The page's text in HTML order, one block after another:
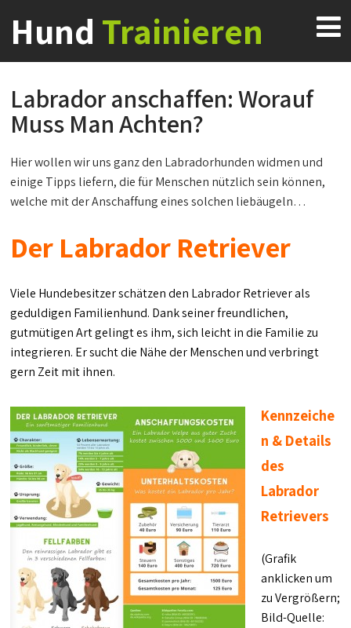
Hund Trainieren
Labrador anschaffen: Worauf
Muss Man Achten?
Hier wollen wir uns ganz den Labradorhunden widmen und
einige Tipps liefern, die für Menschen nützlich sein können,
welche mit der Anschaffung eines solchen liebäugeln…
Der Labrador Retriever
Viele Hundebesitzer schätzen den Labrador Retriever als
geduldigen Familienhund. Dank seiner freundlichen,
gutmütigen Art gelingt es ihm, sich leicht in die Familie zu
integrieren. Er sucht die Nähe der Menschen und verbringt
gern Zeit mit ihnen.
Kennzeiche
n & Details
des
Labrador
Retrievers
(Grafik
anklicken um
zu Vergrößern;
Bild-Quelle: